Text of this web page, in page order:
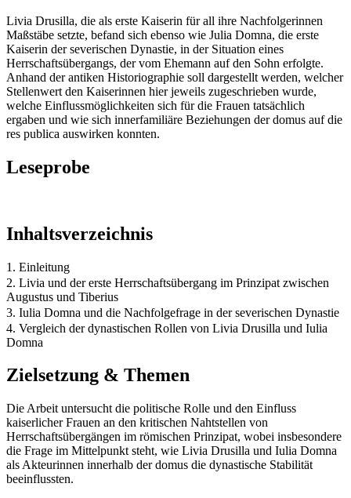
Livia Drusilla, die als erste Kaiserin für all ihre Nachfolgerinnen
Maßstäbe setzte, befand sich ebenso wie Julia Domna, die erste
Kaiserin der severischen Dynastie, in der Situation eines
Herrschaftsübergangs, der vom Ehemann auf den Sohn erfolgte.
Anhand der antiken Historiographie soll dargestellt werden, welcher
Stellenwert den Kaiserinnen hier jeweils zugeschrieben wurde,
welche Einflussmöglichkeiten sich für die Frauen tatsächlich
ergaben und wie sich innerfamiliäre Beziehungen der domus auf die
res publica auswirken konnten.
Leseprobe
Inhaltsverzeichnis
1. Einleitung
2. Livia und der erste Herrschaftsübergang im Prinzipat zwischen
Augustus und Tiberius
3. Iulia Domna und die Nachfolgefrage in der severischen Dynastie
4. Vergleich der dynastischen Rollen von Livia Drusilla und Iulia
Domna
Zielsetzung & Themen
Die Arbeit untersucht die politische Rolle und den Einfluss
kaiserlicher Frauen an den kritischen Nahtstellen von
Herrschaftsübergängen im römischen Prinzipat, wobei insbesondere
die Frage im Mittelpunkt steht, wie Livia Drusilla und Iulia Domna
als Akteurinnen innerhalb der domus die dynastische Stabilität
beeinflussten.